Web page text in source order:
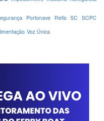
Portonave Refis SC SCPC
Voz Única